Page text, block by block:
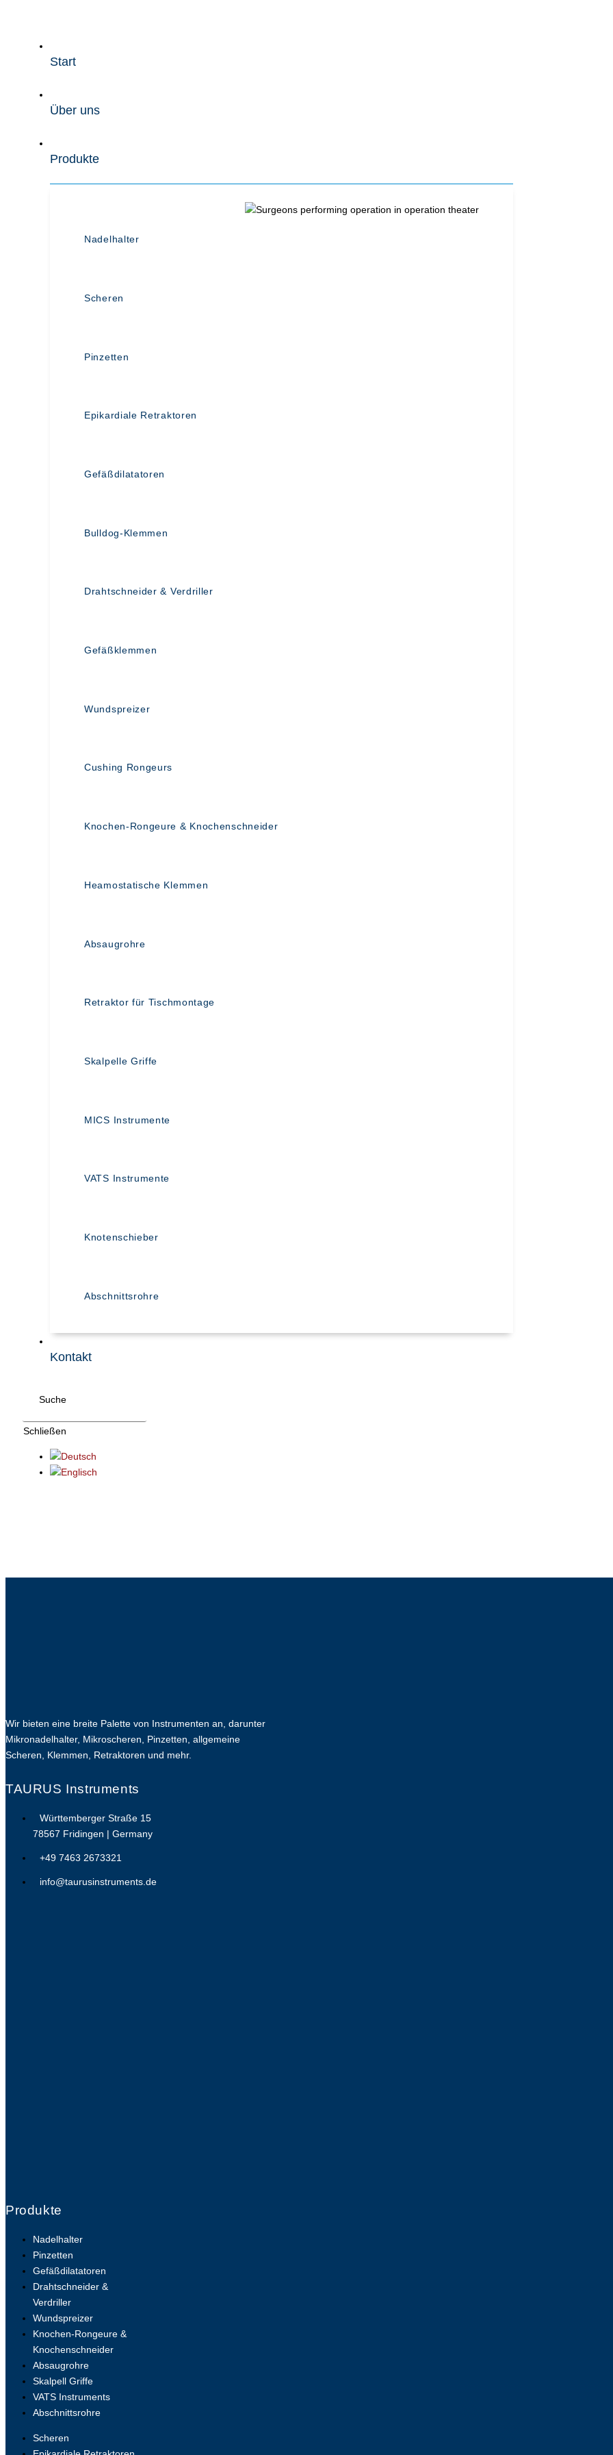
wechseln
Start
Über uns
Produkte
Nadelhalter
Scheren
Pinzetten
Epikardiale Retraktoren
Gefäßdilatatoren
Bulldog-Klemmen
Drahtschneider & Verdriller
Gefäßklemmen
Wundspreizer
Cushing Rongeurs
Knochen-Rongeure & Knochenschneider
Heamostatische Klemmen
Absaugrohre
Retraktor für Tischmontage
Skalpelle Griffe
MICS Instrumente
VATS Instrumente
Knotenschieber
Abschnittsrohre
Kontakt
Suche
Schließen
Wir bieten eine breite Palette von Instrumenten an, darunter
Mikronadelhalter, Mikroscheren, Pinzetten, allgemeine
Scheren, Klemmen, Retraktoren und mehr.
TAURUS Instruments
Württemberger Straße 15
78567 Fridingen | Germany
+49 7463 2673321
info@taurusinstruments.de
Produkte
Nadelhalter
Pinzetten
Gefäßdilatatoren
Drahtschneider &
Verdriller
Wundspreizer
Knochen-Rongeure &
Knochenschneider
Absaugrohre
Skalpell Griffe
VATS Instruments
Abschnittsrohre
Scheren